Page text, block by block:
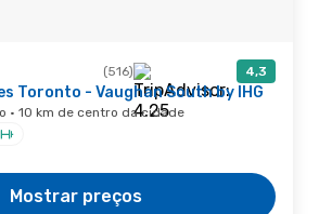
(516) 4,3
Toronto - Vaughan South by IHG
· 10 km de centro da cidade
Mostrar preços